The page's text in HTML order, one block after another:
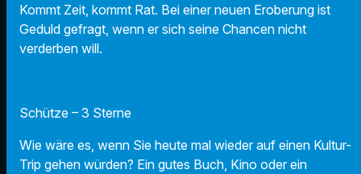
Kommt Zeit, kommt Rat. Bei einer neuen Eroberung ist
Geduld gefragt, wenn er sich seine Chancen nicht
verderben will.
Schütze – 3 Sterne
Wie wäre es, wenn Sie heute mal wieder auf einen Kultur-
Trip gehen würden? Ein gutes Buch, Kino oder ein